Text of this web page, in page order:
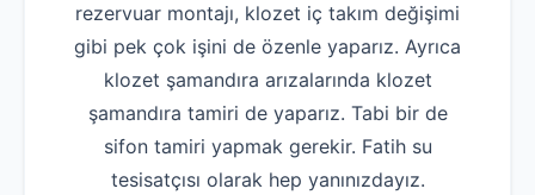
rezervuar montajı, klozet iç takım değişimi
gibi pek çok işini de özenle yaparız. Ayrıca
klozet şamandıra arızalarında klozet
şamandıra tamiri de yaparız. Tabi bir de
sifon tamiri yapmak gerekir. Fatih su
tesisatçısı olarak hep yanınızdayız.